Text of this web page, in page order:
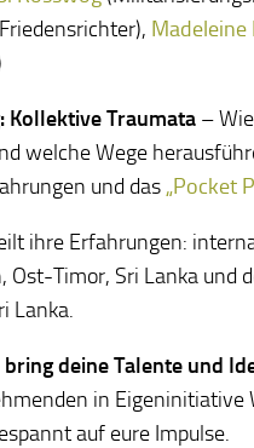
Madeleine
Kollektive Traumata –
welche Wege
und das „Pocket
ihre Erfahrungen:
Ost-Timor, Sri Lanka und
Lanka.
deine Talente und
in
auf eure Impulse.